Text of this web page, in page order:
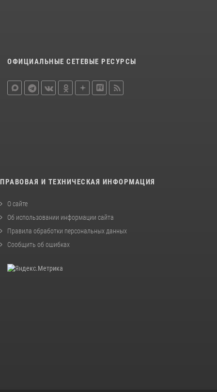
ОФИЦИАЛЬНЫЕ СЕТЕВЫЕ РЕСУРСЫ
ПРАВОВАЯ И ТЕХНИЧЕСКАЯ ИНФОРМАЦИЯ
О сайте
Об использовании информации сайта
Правила обработки персональных данных
Сообщить об ошибках